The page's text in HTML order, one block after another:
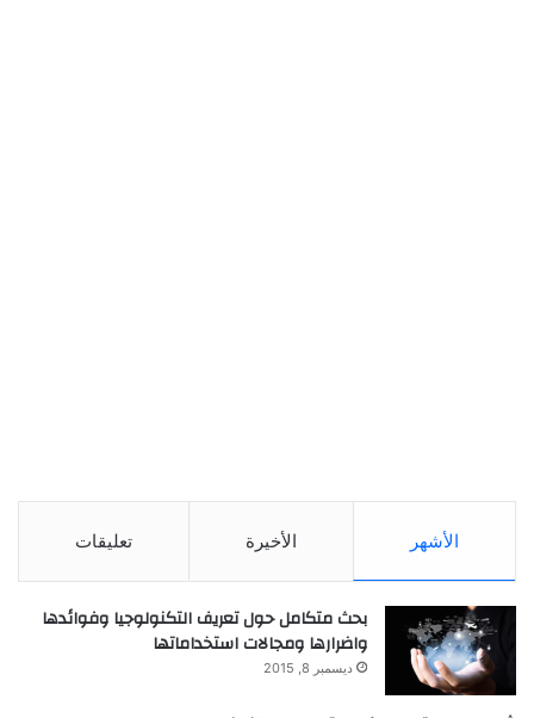
الأشهر الأخيرة تعليقات
بحث متكامل حول تعريف التكنولوجيا وفوائدها
واضرارها ومجالات استخداماتها
ديسمبر 8, 2015